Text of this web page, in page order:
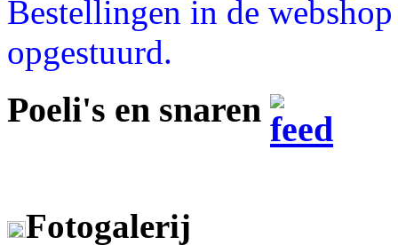
Bestellingen in de
opgestuurd.
Poeli's en snaren
Fotogalerij